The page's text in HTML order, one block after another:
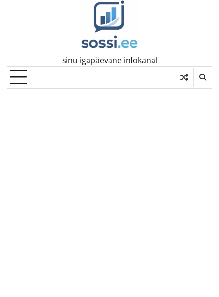
sinu igapäevane infokanal